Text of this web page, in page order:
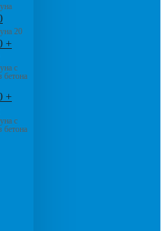
20
+
с
бетона
+
с
бетона